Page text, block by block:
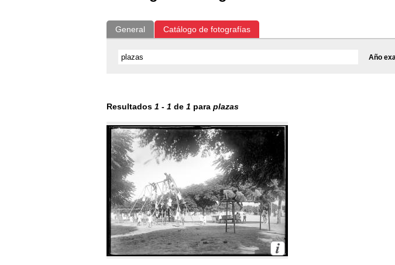
General Catálogo de fotografías
Año
Resultados 1 - 1 de 1 para plazas